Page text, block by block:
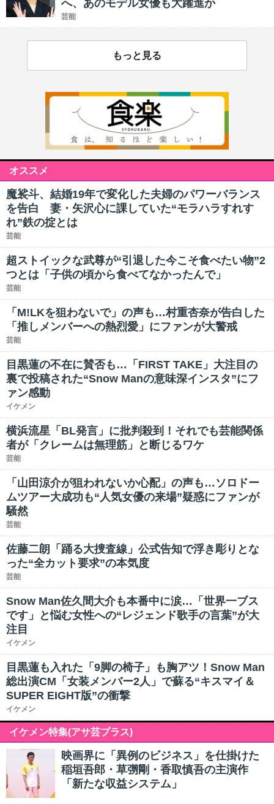
へ、あのモデル女優も大躍進か
芸能
もっと見る
オススメ
魔裟斗、結婚19年で変化した夫婦のパワーバランス
を告白 妻・矢沢心に課していた“モラハラすれす
れ”鉄の掟とは
芸能
超ストイックな武尊が“引退した今こそ食べたい物”2
つとは「子供の頃から食べてなかったんで」
芸能
「M!LKを狙わないで」の声も…村重杏奈が告白した
「推しメンバーへの熱烈愛」にファンが大警戒
芸能
目黒蓮の不在に賛否も…「FIRST TAKE」大注目の
裏で投稿された“Snow Manの意味深インスタ”にフ
ァン感動
イケメン
横浜流星「BL発言」に批判殺到！それでも芸能関係
者が「クレームは無理筋」と断じるワケ
芸能
「山田涼介が狙われないか心配」の声も…ソロドー
ムツアー大成功も“人気女優の来場”疑惑にファンが
騒然
芸能
佐藤二朗「踊る大捜査線」公式告知で浮き彫りとな
った“全カット要求”の本気度
芸能
Snow Man佐久間大介も本番中に涙…「世界一ブス
です」と悩む女性への“レジェンド歌手の言葉”が大
注目
イケメン
目黒蓮も入れた「9脚の椅子」も胸アツ！Snow Man
総出演CM「女装メンバー2人」で蘇る“キスマイ＆
SUPER EIGHT版”の衝撃
イケメン
イケメン特集(アサ芸プラス)
映画界に「異例のビジネス」を仕掛けた
稲垣吾郎・草彅剛・香取慎吾の主演作
「新たな収益システム」